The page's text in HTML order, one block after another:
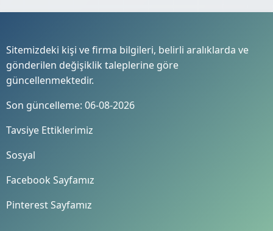
Sitemizdeki kişi ve firma bilgileri, belirli aralıklarda ve
gönderilen değişiklik taleplerine göre
güncellenmektedir.
Son güncelleme: 06-08-2026
Tavsiye Ettiklerimiz
Sosyal
Facebook Sayfamız
Pinterest Sayfamız